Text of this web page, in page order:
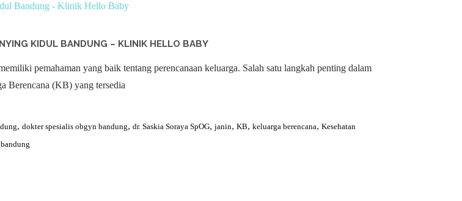
KIDUL BANDUNG – KLINIK HELLO BABY
pemahaman yang baik tentang perencanaan keluarga. Salah satu langkah penting dalam
Berencana (KB) yang tersedia
, dokter spesialis obgyn bandung, dr. Saskia Soraya SpOG, janin, KB, keluarga berencana, Kesehatan